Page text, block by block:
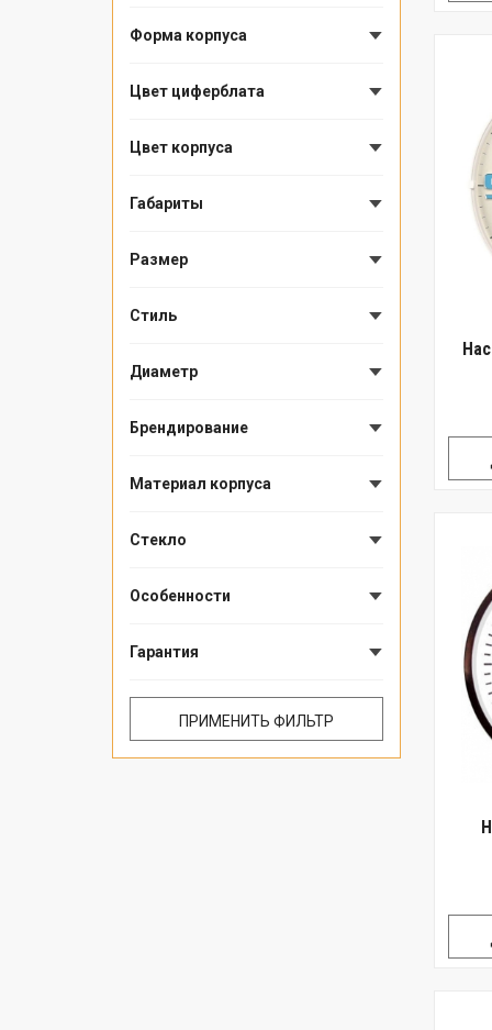
Форма корпуса
Цвет циферблата
Цвет корпуса
Габариты
Размер
Стиль
Диаметр
Брендирование
Материал корпуса
Стекло
Особенности
Гарантия